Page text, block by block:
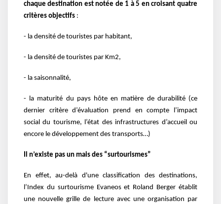
chaque destination est notée de 1 à 5 en croisant quatre
critères objectifs :
- la densité de touristes par habitant,
- la densité de touristes par Km2,
- la saisonnalité,
- la maturité du pays hôte en matière de durabilité (ce
dernier critère d’évaluation prend en compte l’impact
social du tourisme, l’état des infrastructures d’accueil ou
encore le développement des transports…)
Il n’existe pas un mais des “surtourismes”
En effet, au-delà d'une classification des destinations,
l’Index du surtourisme Evaneos et Roland Berger établit
une nouvelle grille de lecture avec une organisation par